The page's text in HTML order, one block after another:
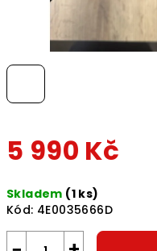
5 990 Kč
cena:
Skladem (1 ks)
Kód: 4E0035666D